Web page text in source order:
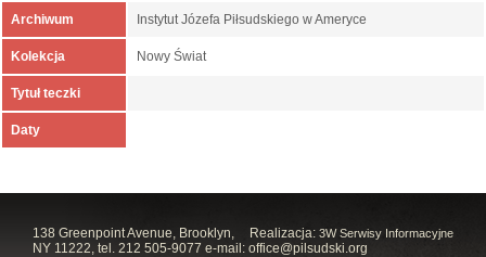
Archiwum Instytut Józefa Piłsudskiego w Ameryce
Kolekcja Nowy Świat
Tytuł teczki
Daty
Realizacja: 3W Serwisy Informacyjne
138 Greenpoint Avenue, Brooklyn,
NY 11222, tel. 212 505-9077 e-mail: office@pilsudski.org